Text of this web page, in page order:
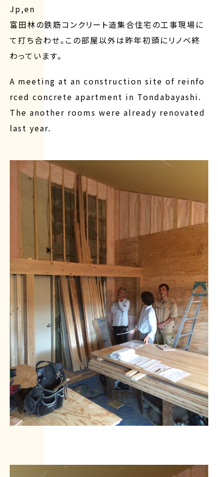
Jp,en
富田林の鉄筋コンクリート造集合住宅の工事現場に
て打ち合わせ。この部屋以外は昨年初頭にリノベ終
わっています。
A meeting at an construction site of reinfo
rced concrete apartment in Tondabayashi.
The another rooms were already renovated
last year.